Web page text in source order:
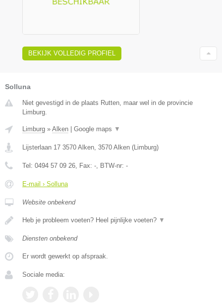
BEKIJK VOLLEDIG PROFIEL
Solluna
Niet gevestigd in de plaats Rutten, maar wel in de provincie
Limburg.
Limburg » Alken Google maps ▼
Lijsterlaan 17 3570 Alken, 3570 Alken (Limburg)
Tel: 0494 57 09 26, Fax: -, BTW-nr: -
E-mail › Solluna
Website onbekend
Heb je probleem voeten? Heel pijnlijke voeten? ▼
Diensten onbekend
Er wordt gewerkt op afspraak.
Sociale media: